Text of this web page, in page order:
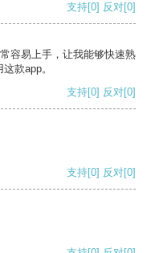
支持[0] 反对[0]
容易上手，让我能够快速熟
款app。
支持[0] 反对[0]
支持[0] 反对[0]